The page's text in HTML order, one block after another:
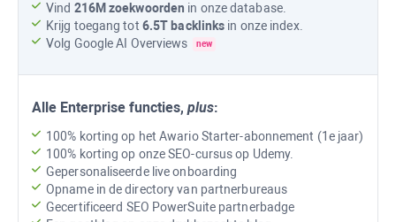
Vind 216M zoekwoorden in onze database.
Krijg toegang tot 6.5T backlinks in onze index.
Volg Google AI Overviews new
Alle Enterprise functies, plus:
100% korting op het Awario Starter-abonnement (1e jaar)
100% korting op onze SEO-cursus op Udemy.
Gepersonaliseerde live onboarding
Opname in de directory van partnerbureaus
Gecertificeerd SEO PowerSuitepartnerbadge